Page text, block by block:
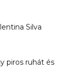
Silva
piros ruhát és